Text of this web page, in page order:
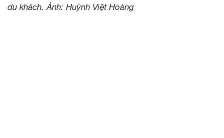
du khách. Ảnh: Huỳnh Việt Hoàng